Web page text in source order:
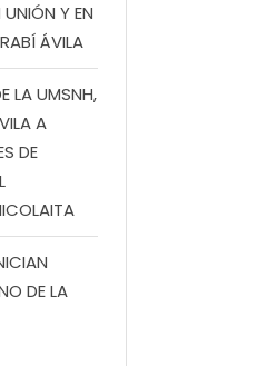
Y EN
ÁVILA
LA UMSNH,
A
DE
DE LA